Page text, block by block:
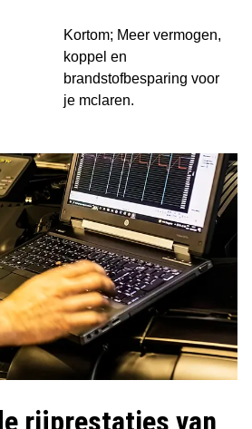
Kortom; Meer vermogen,
koppel en
brandstofbesparing voor
je mclaren.
rijprestaties van